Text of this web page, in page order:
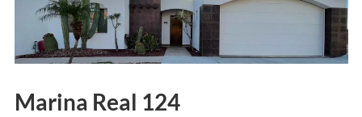
Marina Real 124